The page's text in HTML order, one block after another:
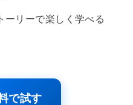
ーリーで楽しく学べる
で試す